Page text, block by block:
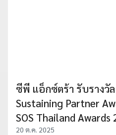
ซีพี แอ็กซ์ตร้า รับรางวั
Sustaining Partner
SOS Thailand Awards
20 ต.ค. 2025